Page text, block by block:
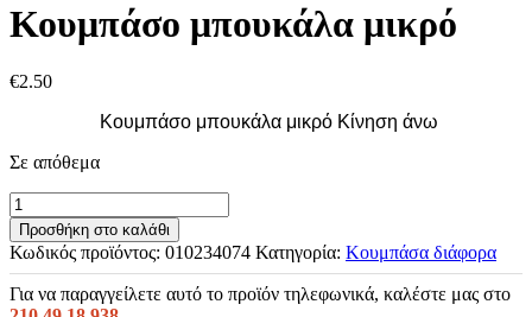
Κουμπάσο μπουκάλα μικρό
€2.50
Κουμπάσο μπουκάλα μικρό Κίνηση άνω
Σε απόθεμα
Κουμπάσο
μπουκάλα
μικρό
ποσότητα
Προσθήκη στο καλάθι
Κωδικός προϊόντος: 010234074 Κατηγορία: Κουμπάσα διάφορα
Για να παραγγείλετε αυτό το προϊόν τηλεφωνικά, καλέστε μας στο